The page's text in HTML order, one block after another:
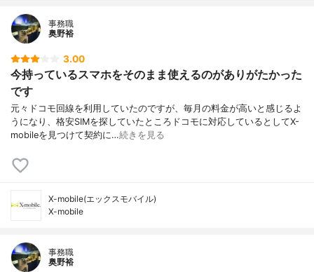
事務職
奥野裕
3.00
今持っているスマホをそのまま使えるのがありがたかった
です
元々ドコモ回線を利用していたのですが、毎月の料金が高いと感じるよ
うになり、格安SIMを探していたところドコモに対応しているとしてX-
mobileを見つけて契約に…続きを見る
X-mobile(エックスモバイル)
X-mobile
事務職
奥野裕